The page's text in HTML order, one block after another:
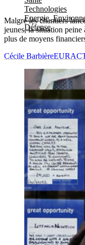
Technologies
Energie,
Défense
Malgré les chantiers
jeunes, la situation peine
plus de moyens
Cécile Barbière